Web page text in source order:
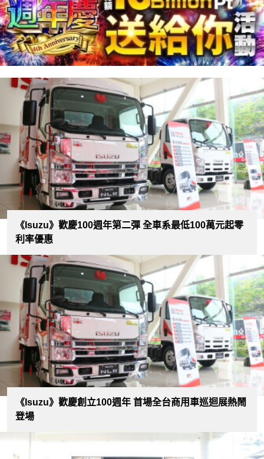
《Isuzu》歡慶100週年第二彈 全車系最低100萬元起零
利率優惠
《Isuzu》歡慶創立100週年 首場全台商用車巡迴展熱鬧
登場